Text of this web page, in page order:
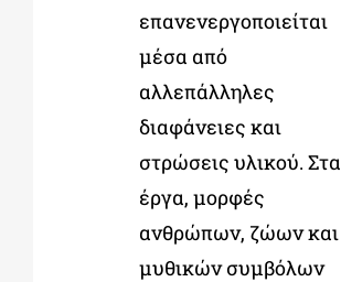
επανενεργοποιείται
μέσα από
αλλεπάλληλες
διαφάνειες και
στρώσεις υλικού. Στα
έργα, μορφές
ανθρώπων, ζώων και
μυθικών συμβόλων